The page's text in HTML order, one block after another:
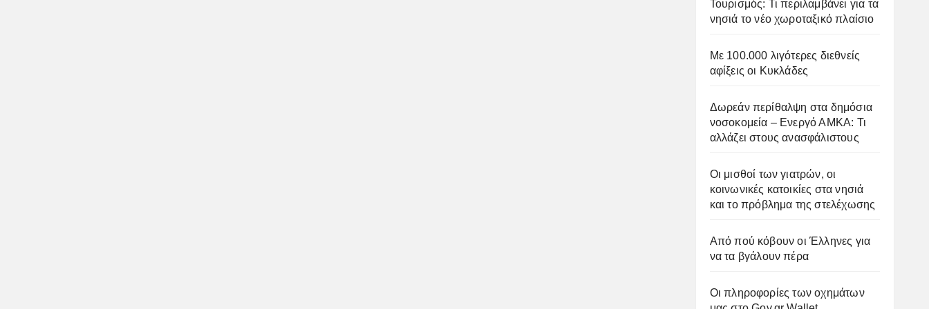
Τουρισμός: Τι περιλαμβάνει για τα
νησιά το νέο χωροταξικό πλαίσιο
Με 100.000 λιγότερες διεθνείς
αφίξεις οι Κυκλάδες
Δωρεάν περίθαλψη στα δημόσια
νοσοκομεία – Ενεργό ΑΜΚΑ: Τι
αλλάζει στους ανασφάλιστους
Οι μισθοί των γιατρών, οι
κοινωνικές κατοικίες στα νησιά
και το πρόβλημα της στελέχωσης
Από πού κόβουν οι Έλληνες για
να τα βγάλουν πέρα
Οι πληροφορίες των οχημάτων